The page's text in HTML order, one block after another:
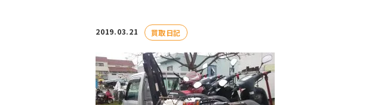
2019.03.21 買取日記